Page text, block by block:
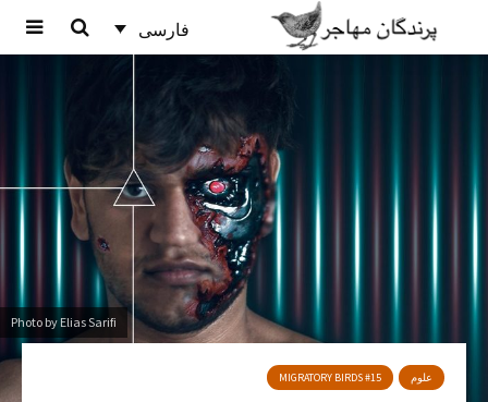
فارسی
Photo by Elias Sarifi
علوم MIGRATORY BIRDS #15